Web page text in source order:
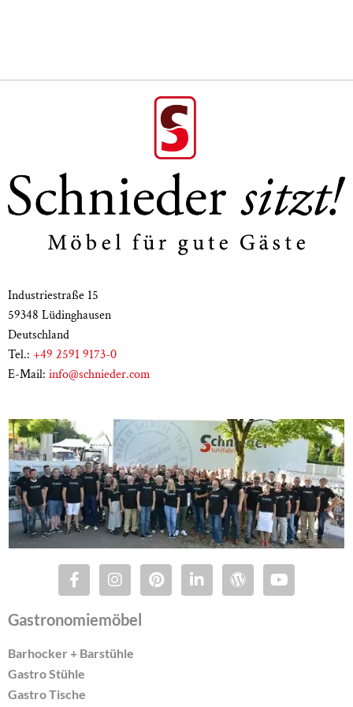
Sitztiefe 44 cm
Industriestraße 15
59348 Lüdinghausen
Deutschland
Tel.: +49 2591 9173-0
E-Mail: info@schnieder.com
Gastronomiemöbel
Barhocker + Barstühle
Gastro Stühle
Gastro Tische